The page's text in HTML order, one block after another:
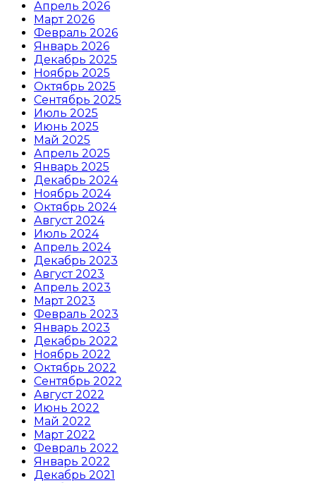
Апрель 2026
Март 2026
Февраль 2026
Январь 2026
Декабрь 2025
Ноябрь 2025
Октябрь 2025
Сентябрь 2025
Июль 2025
Июнь 2025
Май 2025
Апрель 2025
Январь 2025
Декабрь 2024
Ноябрь 2024
Октябрь 2024
Август 2024
Июль 2024
Апрель 2024
Декабрь 2023
Август 2023
Апрель 2023
Март 2023
Февраль 2023
Январь 2023
Декабрь 2022
Ноябрь 2022
Октябрь 2022
Сентябрь 2022
Август 2022
Июнь 2022
Май 2022
Март 2022
Февраль 2022
Январь 2022
Декабрь 2021